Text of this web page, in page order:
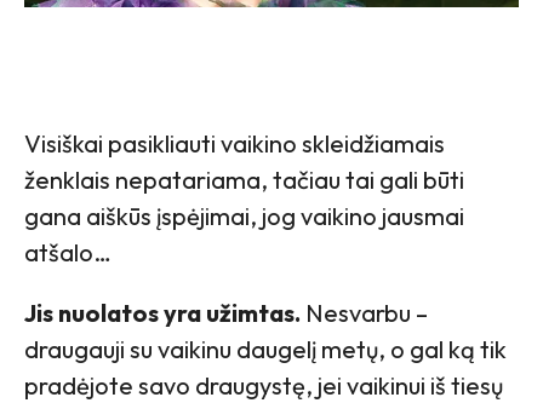
Visiškai pasikliauti vaikino skleidžiamais
ženklais nepatariama, tačiau tai gali būti
gana aiškūs įspėjimai, jog vaikino jausmai
atšalo…
Jis nuolatos yra užimtas. Nesvarbu –
draugauji su vaikinu daugelį metų, o gal ką tik
pradėjote savo draugystę, jei vaikinui iš tiesų